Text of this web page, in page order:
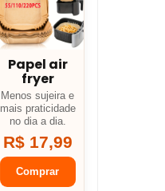
Papel air
fryer
Menos sujeira e
mais praticidade
no dia a dia.
R$ 17,99
Comprar